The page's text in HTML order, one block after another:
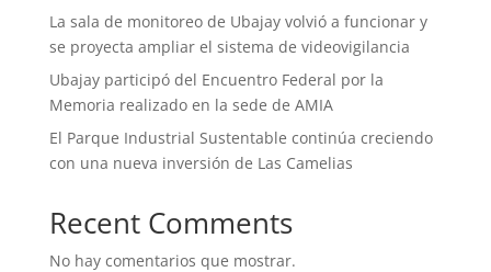
La sala de monitoreo de Ubajay volvió a funcionar y
se proyecta ampliar el sistema de videovigilancia
Ubajay participó del Encuentro Federal por la
Memoria realizado en la sede de AMIA
El Parque Industrial Sustentable continúa creciendo
con una nueva inversión de Las Camelias
Recent Comments
No hay comentarios que mostrar.